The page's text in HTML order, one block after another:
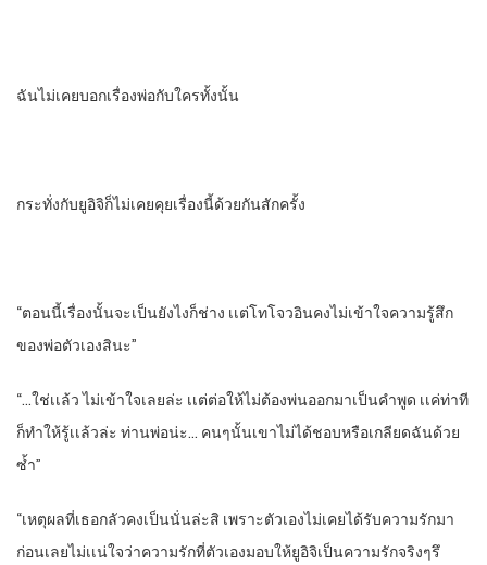
ฉันไม่เคยบอกเรื่องพ่อกับใครทั้งนั้น​
กระทั่งกับยูอิจิก็ไม่เคยคุยเรื่องนี้ด้วยกันสักครั้ง
“ตอนนี้เรื่องนั้นจะเป็นยังไงก็ช่าง​ เเต่โทโจวอินคงไม่เข้าใจความรู้สึก
ของพ่อตัวเองสินะ”
“…ใช่เเล้ว​ ไม่เข้าใจเลยล่ะ​ เเต่ต่อให้ไม่ต้องพ่นออกมาเป็นคําพูด​ เเค่ท่าที
ก็ทําให้รู้เเล้วล่ะ​ ท่านพ่อน่ะ… คนๆนั้นเขาไม่ได้ชอบหรือเกลียดฉันด้วย
ซํ้า”
“เหตุผลที่เธอกลัวคงเป็นนั่นล่ะสิ​ เพราะตัวเองไม่เคยได้รับความรักมา
ก่อน​เลยไม่เเน่ใจว่าความรักที่ตัวเองมอบให้ยูอิจิเป็นความรักจริงๆรึ